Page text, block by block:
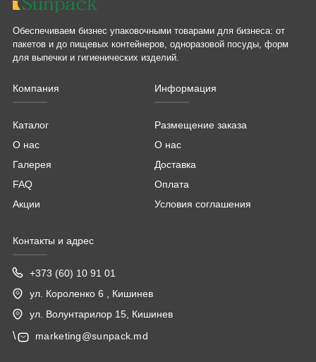
Обеспечиваем бизнес упаковочными товарами для бизнеса: от
пакетов и до пищевых контейнеров, одноразовой посуды, форм
для выпечки и гигиенических изделий.
Компания
Каталог
О нас
Галерея
FAQ
Акции
Информация
Размещение заказа
О нас
Доставка
Оплата
Условия соглашения
Контакты и адрес
+373 (60) 10 91 01
ул. Короленко 6 , Кишинев
ул. Волунтарилор 15, Кишинев
\ marketing@sunpack.md